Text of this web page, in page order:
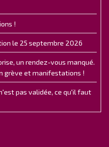
!
le 25 septembre 2026
un rendez-vous manqué.
grève et manifestations !
pas validée, ce qu'il faut